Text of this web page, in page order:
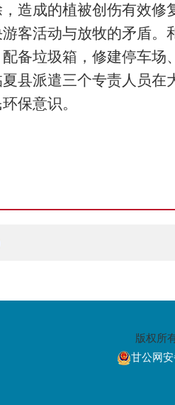
造成的植被创伤有效
客活动与放牧的矛盾。
备垃圾箱，修建停车
夏县派遣三个专责人员在
保意识。
版权所
甘公网